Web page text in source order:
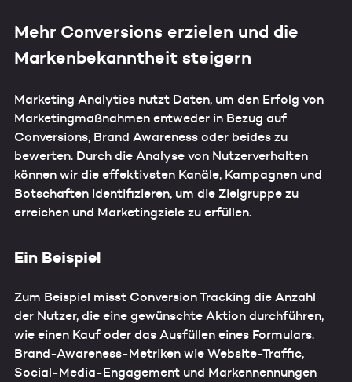
Mehr Conversions erzielen und die
Markenbekanntheit steigern
Marketing Analytics nutzt Daten, um den Erfolg von
Marketingmaßnahmen entweder in Bezug auf
Conversions, Brand Awareness oder beides zu
bewerten. Durch die Analyse von Nutzerverhalten
können wir die effektivsten Kanäle, Kampagnen und
Botschaften identifizieren, um die Zielgruppe zu
erreichen und Marketingziele zu erfüllen.
Ein Beispiel
Zum Beispiel misst Conversion Tracking die Anzahl
der Nutzer, die eine gewünschte Aktion durchführen,
wie einen Kauf oder das Ausfüllen eines Formulars.
Brand-Awareness-Metriken wie Website-Traffic,
Social-Media-Engagement und Markennennungen